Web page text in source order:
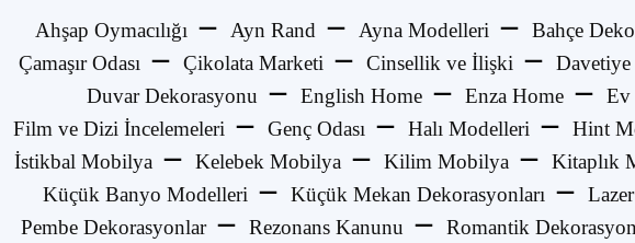
Ahşap Oymacılığı Ayn Rand Ayna Modelleri Bahçe
Çamaşır Odası
Çikolata Marketi Cinsellik ve İlişki Davetiye
Duvar Dekorasyonu
English Home Enza Home Ev
Film ve Dizi İncelemeleri
Genç Odası Halı Modelleri Hint
İstikbal Mobilya
Kelebek Mobilya Kilim Mobilya Kitaplık
Küçük Banyo Modelleri
Küçük Mekan Dekorasyonları
Pembe Dekorasyonlar
Rezonans Kanunu Romantik Dekorasyon